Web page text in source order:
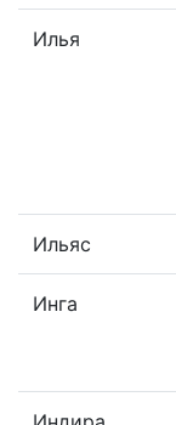
Илья
Ильяс
Инга